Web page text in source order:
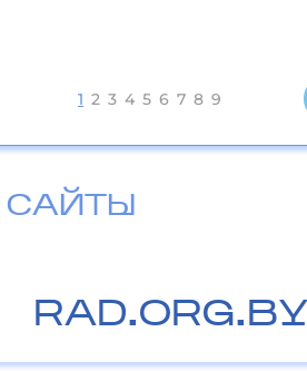
1 2 3 4 5 6 7 8 9
RAD.ORG.BY